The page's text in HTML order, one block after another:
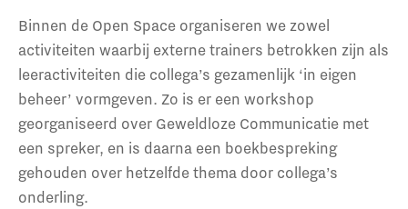
Binnen de Open Space organiseren we zowel
activiteiten waarbij externe trainers betrokken zijn als
leeractiviteiten die collega’s gezamenlijk ‘in eigen
beheer’ vormgeven. Zo is er een workshop
georganiseerd over Geweldloze Communicatie met
een spreker, en is daarna een boekbespreking
gehouden over hetzelfde thema door collega’s
onderling.